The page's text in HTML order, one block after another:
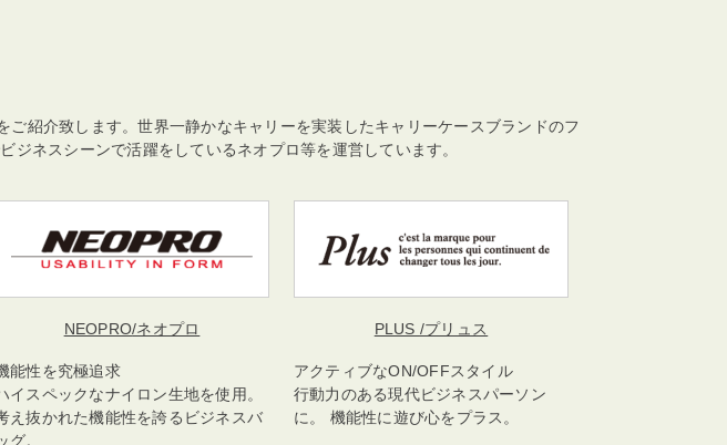
ご紹介致します。世界一静かなキャリーを実装したキャリーケースブランドのフ
ジネスシーンで活躍をしているネオプロ等を運営しています。
NEOPRO/ネオプロ
能性を究極追求
イスペックなナイロン生地を使用。
え抜かれた機能性を誇るビジネスバ
グ。
PLUS /プリュス
アクティブなON/OFFスタイル
行動力のある現代ビジネスパーソン
に。 機能性に遊び心をプラス。